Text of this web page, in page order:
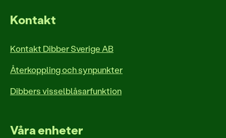
Kontakt
Kontakt Dibber Sverige AB
Återkoppling och synpunkter
Dibbers visselblåsarfunktion
Våra enheter